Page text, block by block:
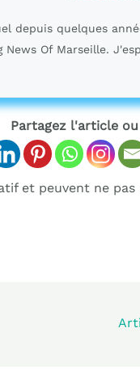
depuis quelques
Of Marseille.
Partagez l'article
et peuvent ne